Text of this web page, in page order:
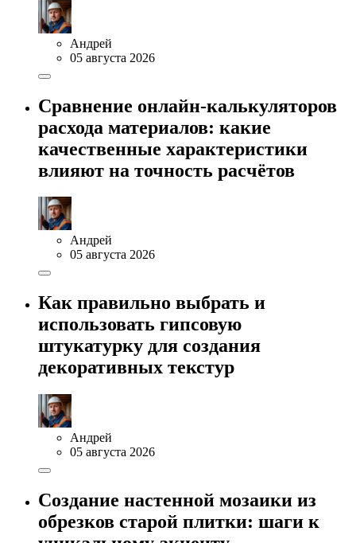
Андрей
05 августа 2026
Сравнение онлайн-калькуляторов
расхода материалов: какие
качественные характеристики
влияют на точность расчётов
Андрей
05 августа 2026
Как правильно выбрать и
использовать гипсовую
штукатурку для создания
декоративных текстур
Андрей
05 августа 2026
Создание настенной мозаики из
обрезков старой плитки: шаги к